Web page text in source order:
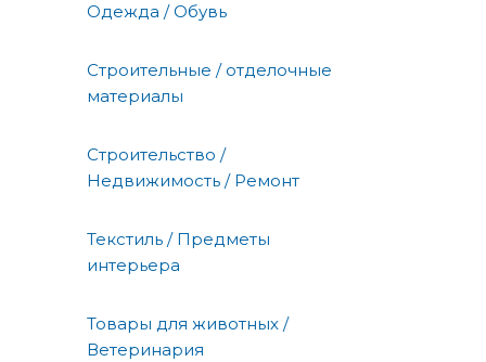
Одежда / Обувь
Строительные / отделочные
материалы
Строительство /
Недвижимость / Ремонт
Текстиль / Предметы
интерьера
Товары для животных /
Ветеринария